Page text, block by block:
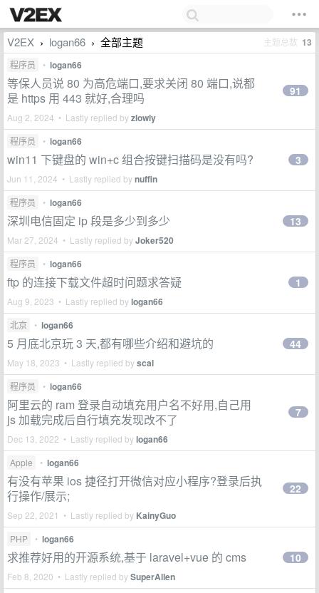
V2EX › logan66 › 全部主题 主题总数 13
程序员 • logan66
等保人员说 80 为高危端口,要求关闭 80 端口,说都
是 https 用 443 就好,合理吗
Aug 2, 2024 • Lastly replied byzlowly
91
程序员 • logan66
win11 下键盘的 win+c 组合按键扫描码是没有吗?
Jun 11, 2024 • Lastly replied bynuffin
3
程序员 • logan66
深圳电信固定 ip 段是多少到多少
Mar 27, 2024 • Lastly replied byJoker520
13
程序员 • logan66
ftp 的连接下载文件超时问题求答疑
Aug 9, 2023 • Lastly replied bylogan66
1
北京 • logan66
5 月底北京玩 3 天,都有哪些介绍和避坑的
May 18, 2023 • Lastly replied byscal
44
程序员 • logan66
阿里云的 ram 登录自动填充用户名不好用,自己用
js 加载完成后自行填充发现改不了
Dec 13, 2022 • Lastly replied bylogan66
7
Apple • logan66
有没有苹果 ios 捷径打开微信对应小程序?登录后执
行操作/展示;
Sep 22, 2021 • Lastly replied by KainyGuo
22
PHP • logan66
求推荐好用的开源系统,基于 laravel+vue 的 cms
Feb 8, 2020 • Lastly replied bySuperAllen
10